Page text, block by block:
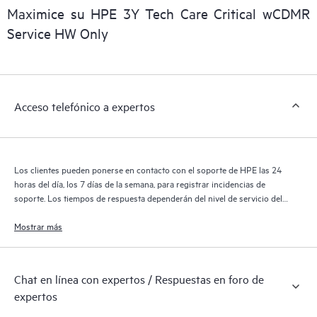
Maximice su HPE 3Y Tech Care Critical wCDMR
Service HW Only
Acceso telefónico a expertos
Los clientes pueden ponerse en contacto con el soporte de HPE las 24
horas del día, los 7 días de la semana, para registrar incidencias de
soporte. Los tiempos de respuesta dependerán del nivel de servicio del
Mostrar más
Chat en línea con expertos / Respuestas en foro de
expertos